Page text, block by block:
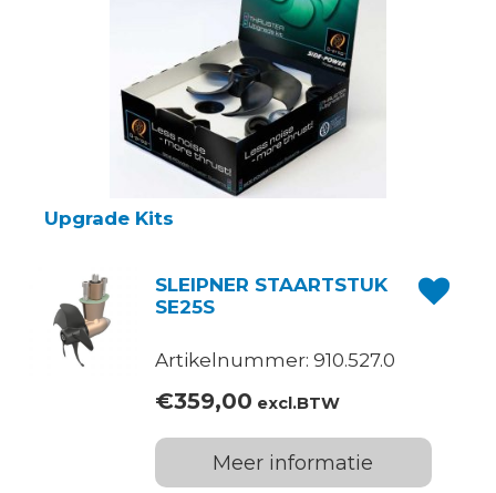
Upgrade Kits
SLEIPNER STAARTSTUK
SE25S
Artikelnummer: 910.527.0
€359,00 excl.BTW
Meer informatie